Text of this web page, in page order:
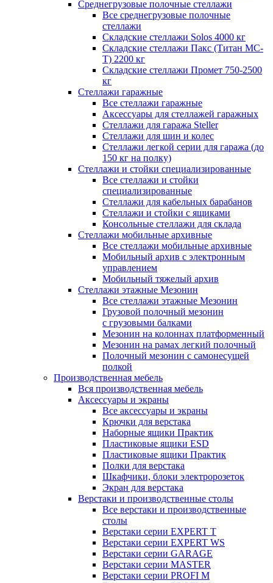
Среднегрузовые полочные стеллажи
Все среднегрузовые полочные
стеллажи
Складские стеллажи Solos 4000 кг
Складские стеллажи Пакс (Титан МС-
Т) 2200 кг
Складские стеллажи Промет 750-2500
кг
Стеллажи гаражные
Все стеллажи гаражные
Аксессуары для стеллажей гаражных
Стеллажи для гаража Steller
Стеллажи для шин и колес
Стеллажи легкой серии для гаража (до
150 кг на полку)
Стеллажи и стойки специализированные
Все стеллажи и стойки
специализированные
Стеллажи для кабельных барабанов
Стеллажи и стойки с ящиками
Консольные стеллажи для склада
Стеллажи мобильные архивные
Все стеллажи мобильные архивные
Мобильный архив с электронным
управлением
Мобильный тяжелый архив
Стеллажи этажные Мезонин
Все стеллажи этажные Мезонин
Грузовой полочный мезонин
с грузовыми балками
Мезонин на колоннах платформенный
Мезонин на рамах легкий полочный
Полочный мезонин с самонесущей
полкой
Производственная мебель
Вся производственная мебель
Аксессуары и экраны
Все аксессуары и экраны
Крючки для верстака
Наборные ящики Практик
Пластиковые ящики ESD
Пластиковые ящики Практик
Полки для верстака
Шкафчики, блоки электророзеток
Экран для верстака
Верстаки и производственные столы
Все верстаки и производственные
столы
Верстаки серии EXPERT T
Верстаки серии EXPERT WS
Верстаки серии GARAGE
Верстаки серии MASTER
Верстаки серии PROFI M